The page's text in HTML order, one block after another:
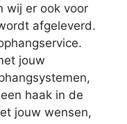
wij er ook voor
afgeleverd.
jouw
haak in de
jouw wensen,